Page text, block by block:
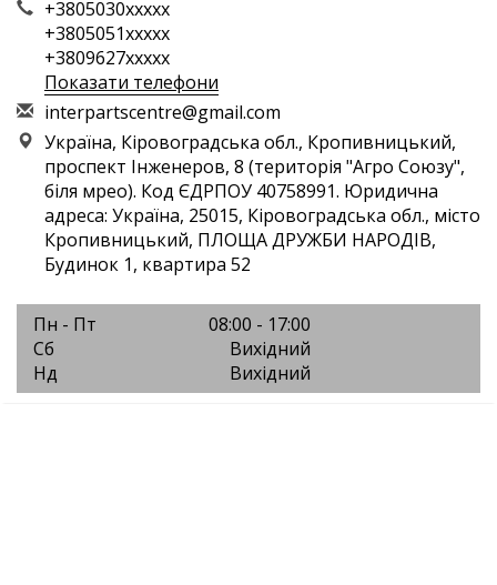
+3805030xxxxx
+3805051xxxxx
+3809627xxxxx
Показати телефони
interpartscentre@gmail.com
Україна, Кіровоградська обл., Кропивницький,
проспект Інженеров, 8 (територія "Агро Союзу",
біля мрео). Код ЄДРПОУ 40758991. Юридична
адреса: Україна, 25015, Кіровоградська обл., місто
Кропивницький, ПЛОЩА ДРУЖБИ НАРОДІВ,
Будинок 1, квартира 52
Пн - Пт
08:00 - 17:00
Сб
Вихідний
Нд
Вихідний